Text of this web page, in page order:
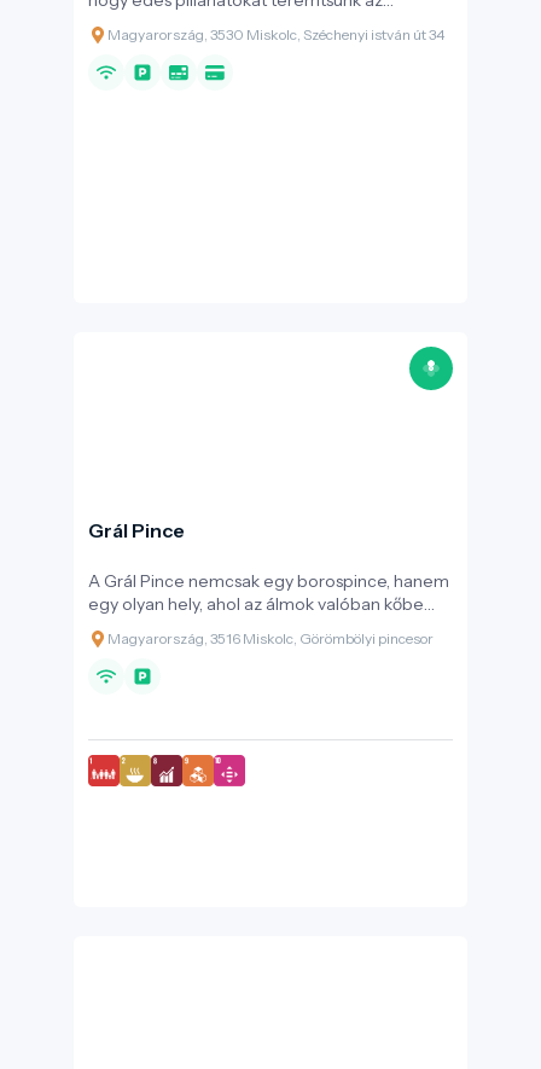
életedben. Fedezd fel ízletes süteményeinket
és tortáinkat, melyeket minőségi
alapanyagokból készítünk.
Magyarország, 3530 Miskolc, Széchenyi istván út 34
Grál Pince
A Grál Pince nemcsak egy borospince, hanem
egy olyan hely, ahol az álmok valóban kőbe
vannak vésve.
Magyarország, 3516 Miskolc, Görömbölyi pincesor